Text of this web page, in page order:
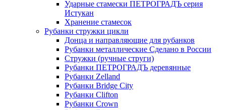
Ударные стамески ПЕТРОГРАДЪ серия
Истукан
Хранение стамесок
Рубанки стружки цикли
Донца и направляющие для рубанков
Рубанки металлические Сделано в России
Стружки (ручные струги)
Рубанки ПЕТРОГРАДЪ деревянные
Рубанки Zelland
Рубанки Bridge City
Рубанки Clifton
Рубанки Crown